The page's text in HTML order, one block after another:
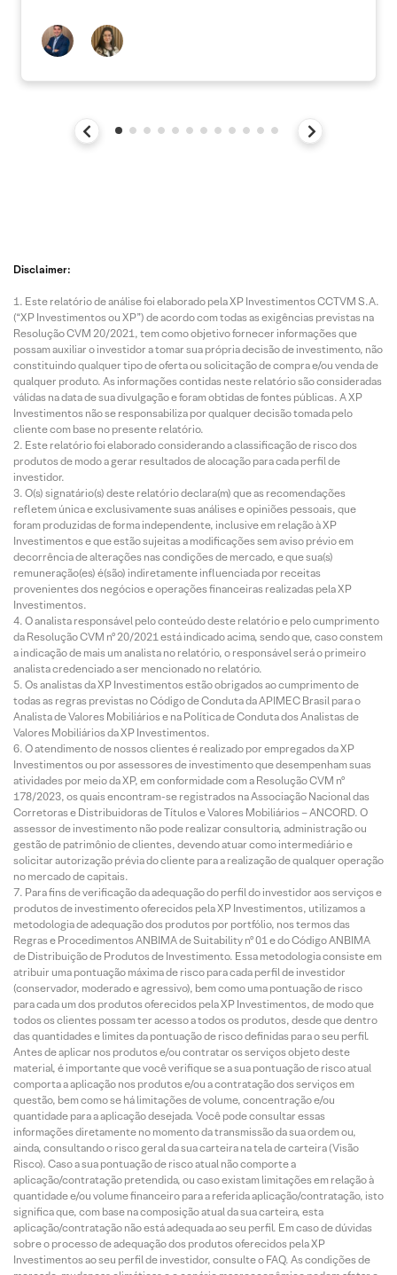
Disclaimer:
Este relatório de análise foi elaborado pela XP Investimentos CCTVM S.A.
(“XP Investimentos ou XP”) de acordo com todas as exigências previstas na
Resolução CVM 20/2021, tem como objetivo fornecer informações que
possam auxiliar o investidor a tomar sua própria decisão de investimento, não
constituindo qualquer tipo de oferta ou solicitação de compra e/ou venda de
qualquer produto. As informações contidas neste relatório são consideradas
válidas na data de sua divulgação e foram obtidas de fontes públicas. A XP
Investimentos não se responsabiliza por qualquer decisão tomada pelo
cliente com base no presente relatório.
Este relatório foi elaborado considerando a classificação de risco dos
produtos de modo a gerar resultados de alocação para cada perfil de
investidor.
O(s) signatário(s) deste relatório declara(m) que as recomendações
refletem única e exclusivamente suas análises e opiniões pessoais, que
foram produzidas de forma independente, inclusive em relação à XP
Investimentos e que estão sujeitas a modificações sem aviso prévio em
decorrência de alterações nas condições de mercado, e que sua(s)
remuneração(es) é(são) indiretamente influenciada por receitas
provenientes dos negócios e operações financeiras realizadas pela XP
Investimentos.
O analista responsável pelo conteúdo deste relatório e pelo cumprimento
da Resolução CVM nº 20/2021 está indicado acima, sendo que, caso constem
a indicação de mais um analista no relatório, o responsável será o primeiro
analista credenciado a ser mencionado no relatório.
Os analistas da XP Investimentos estão obrigados ao cumprimento de
todas as regras previstas no Código de Conduta da APIMEC Brasil para o
Analista de Valores Mobiliários e na Política de Conduta dos Analistas de
Valores Mobiliários da XP Investimentos.
O atendimento de nossos clientes é realizado por empregados da XP
Investimentos ou por assessores de investimento que desempenham suas
atividades por meio da XP, em conformidade com a Resolução CVM nº
178/2023, os quais encontram-se registrados na Associação Nacional das
Corretoras e Distribuidoras de Títulos e Valores Mobiliários – ANCORD. O
assessor de investimento não pode realizar consultoria, administração ou
gestão de patrimônio de clientes, devendo atuar como intermediário e
solicitar autorização prévia do cliente para a realização de qualquer operação
no mercado de capitais.
Para fins de verificação da adequação do perfil do investidor aos serviços e
produtos de investimento oferecidos pela XP Investimentos, utilizamos a
metodologia de adequação dos produtos por portfólio, nos termos das
Regras e Procedimentos ANBIMA de Suitability nº 01 e do Código ANBIMA
de Distribuição de Produtos de Investimento. Essa metodologia consiste em
atribuir uma pontuação máxima de risco para cada perfil de investidor
(conservador, moderado e agressivo), bem como uma pontuação de risco
para cada um dos produtos oferecidos pela XP Investimentos, de modo que
todos os clientes possam ter acesso a todos os produtos, desde que dentro
das quantidades e limites da pontuação de risco definidas para o seu perfil.
Antes de aplicar nos produtos e/ou contratar os serviços objeto deste
material, é importante que você verifique se a sua pontuação de risco atual
comporta a aplicação nos produtos e/ou a contratação dos serviços em
questão, bem como se há limitações de volume, concentração e/ou
quantidade para a aplicação desejada. Você pode consultar essas
informações diretamente no momento da transmissão da sua ordem ou,
ainda, consultando o risco geral da sua carteira na tela de carteira (Visão
Risco). Caso a sua pontuação de risco atual não comporte a
aplicação/contratação pretendida, ou caso existam limitações em relação à
quantidade e/ou volume financeiro para a referida aplicação/contratação, isto
significa que, com base na composição atual da sua carteira, esta
aplicação/contratação não está adequada ao seu perfil. Em caso de dúvidas
sobre o processo de adequação dos produtos oferecidos pela XP
Investimentos ao seu perfil de investidor, consulte o FAQ. As condições de